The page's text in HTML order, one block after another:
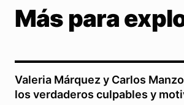
Más para
Valeria Márquez y Carlos
los verdaderos culpables y